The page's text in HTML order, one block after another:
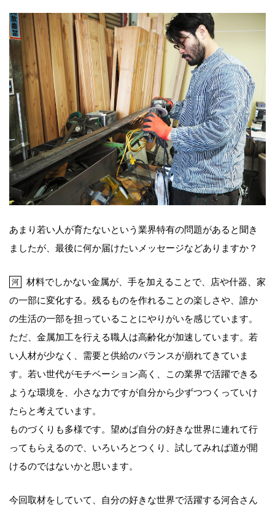
あまり若い人が育たないという業界特有の問題があると聞き
ましたが、最後に何か届けたいメッセージなどありますか？
河
材料でしかない金属が、手を加えることで、店や什器、家
の一部に変化する。残るものを作れることの楽しさや、誰か
の生活の一部を担っていることにやりがいを感じています。
ただ、金属加工を行える職人は高齢化が加速しています。若
い人材が少なく、需要と供給のバランスが崩れてきていま
す。若い世代がモチベーション高く、この業界で活躍できる
ような環境を、小さな力ですが自分から少ずつつくっていけ
たらと考えています。
ものづくりも多様です。望めば自分の好きな世界に連れて行
ってもらえるので、いろいろとつくり、試してみれば道が開
けるのではないかと思います。
今回取材をしていて、自分の好きな世界で活躍する河合さん